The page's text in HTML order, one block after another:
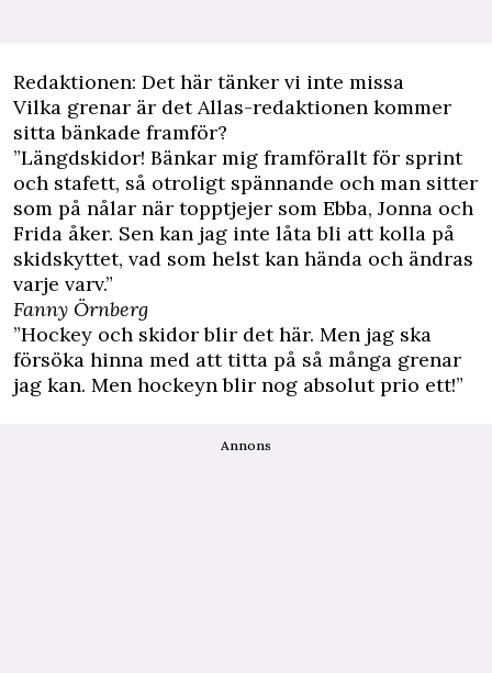
Redaktionen: Det här tänker vi inte missa
Vilka grenar är det Allas-redaktionen kommer
sitta bänkade framför?
”Längdskidor! Bänkar mig framförallt för sprint
och stafett, så otroligt spännande och man sitter
som på nålar när topptjejer som Ebba, Jonna och
Frida åker. Sen kan jag inte låta bli att kolla på
skidskyttet, vad som helst kan hända och ändras
varje varv.”
Fanny Örnberg
”Hockey och skidor blir det här. Men jag ska
försöka hinna med att titta på så många grenar
jag kan. Men hockeyn blir nog absolut prio ett!”
Annons